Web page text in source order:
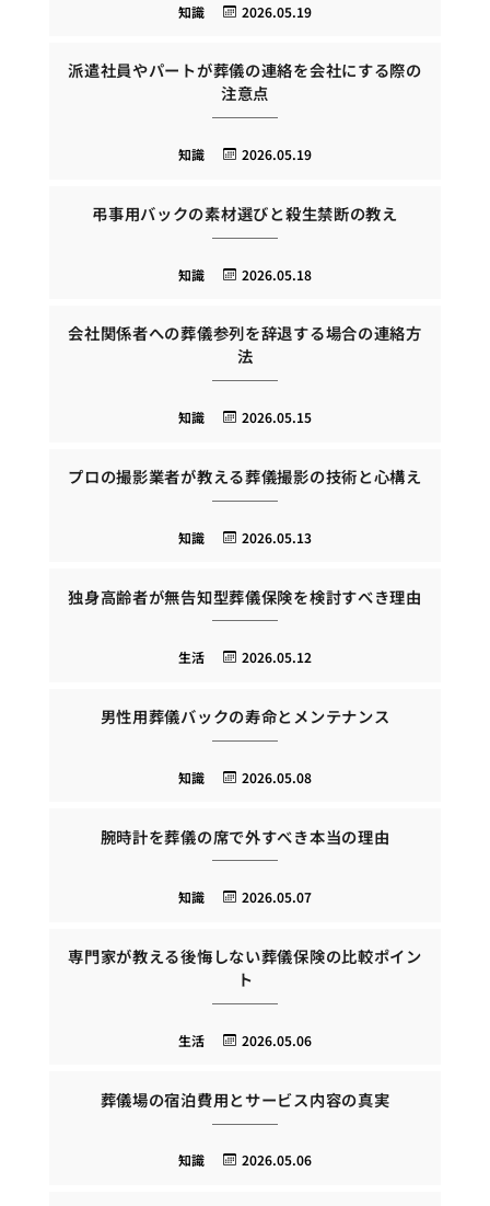
2026.05.19
知識
派遣社員やパートが葬儀の連絡を会社にする際の
注意点
2026.05.19
知識
弔事用バックの素材選びと殺生禁断の教え
2026.05.18
知識
会社関係者への葬儀参列を辞退する場合の連絡方
法
2026.05.15
知識
プロの撮影業者が教える葬儀撮影の技術と心構え
2026.05.13
知識
独身高齢者が無告知型葬儀保険を検討すべき理由
2026.05.12
生活
男性用葬儀バックの寿命とメンテナンス
2026.05.08
知識
腕時計を葬儀の席で外すべき本当の理由
2026.05.07
知識
専門家が教える後悔しない葬儀保険の比較ポイン
ト
2026.05.06
生活
葬儀場の宿泊費用とサービス内容の真実
2026.05.06
知識